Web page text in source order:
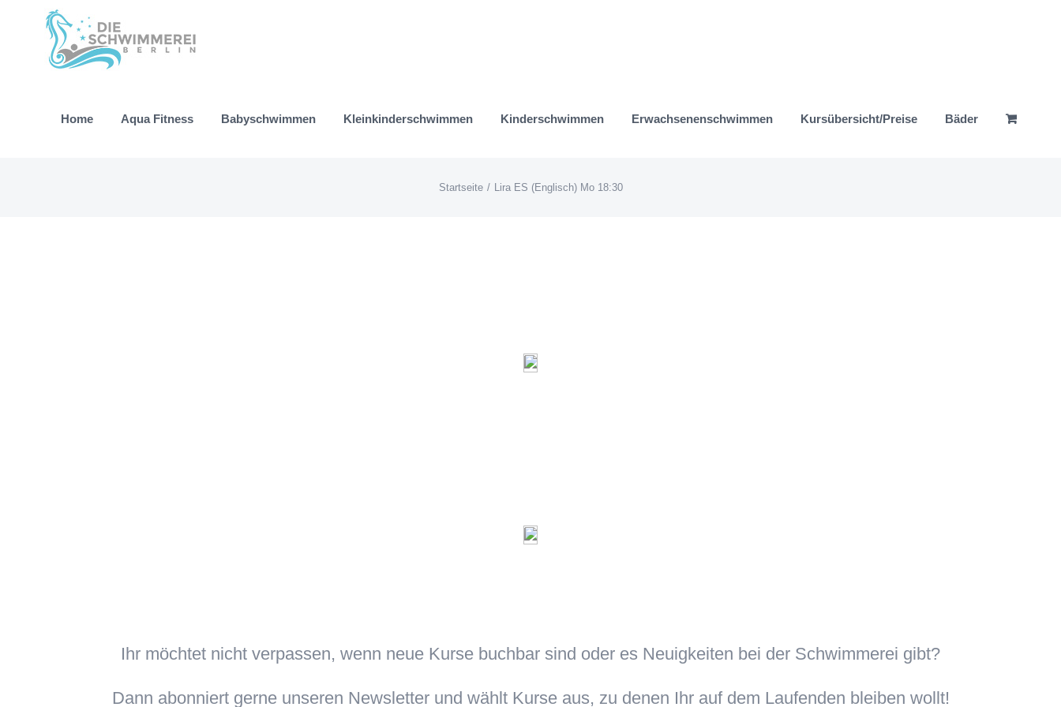
springen
Home Aqua Fitness Babyschwimmen Kleinkinderschwimmen Kinderschwimmen Erwachsenenschwimmen Kursübersicht/Preise Bäder
Startseite Lira ES (Englisch) Mo 18:30
Ihr möchtet nicht verpassen, wenn neue Kurse buchbar sind oder es Neuigkeiten bei der Schwimmerei gibt?
Dann abonniert gerne unseren Newsletter und wählt Kurse aus, zu denen Ihr auf dem Laufenden bleiben wollt!